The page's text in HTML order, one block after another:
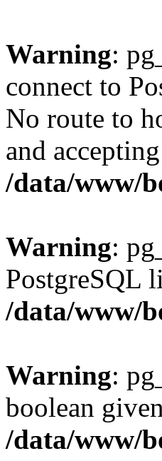
Warning:
connect to
No route to
and
/data/www/
Warning:
PostgreSQL
/data/www/
Warning:
boolean
/data/www/